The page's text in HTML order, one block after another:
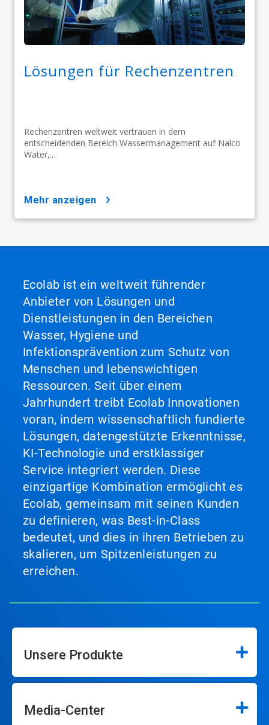
Lösungen für Rechenzentren
Rechenzentren weltweit vertrauen in dem
entscheidenden Bereich Wassermanagement auf Nalco
Water,...
mehr anzeigen
Ecolab ist ein weltweit führender
Anbieter von Lösungen und
Dienstleistungen in den Bereichen
Wasser, Hygiene und
Infektionsprävention zum Schutz von
Menschen und lebenswichtigen
Ressourcen. Seit über einem
Jahrhundert treibt Ecolab Innovationen
voran, indem wissenschaftlich fundierte
Lösungen, datengestützte Erkenntnisse,
KI-Technologie und erstklassiger
Service integriert werden. Diese
einzigartige Kombination ermöglicht es
Ecolab, gemeinsam mit seinen Kunden
zu definieren, was Best-in-Class
bedeutet, und dies in ihren Betrieben zu
skalieren, um Spitzenleistungen zu
erreichen.
Unsere Produkte
Media-Center